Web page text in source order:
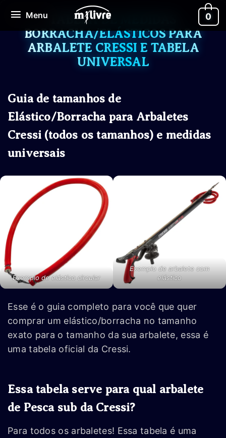
para
conteúdo
Menu
Menu 0
TABELA DE MEDIDAS
BORRACHA/ELÁSTICOS PARA
ARBALETE CRESSI E TABELA
UNIVERSAL
Guia de tamanhos de
Elástico/Borracha para Arbaletes
Cressi (todos os tamanhos) e medidas
universais
Exemplo de elástico circular
Exemplo de arbalete com
elástico
Esse é o guia completo para você que quer
comprar um elástico/borracha no tamanho
exato para o tamanho da sua arbalete, essa é
uma tabela oficial da Cressi.
Essa tabela serve para qual arbalete
de Pesca sub da Cressi?
Para todos os arbaletes! Essa tabela é uma